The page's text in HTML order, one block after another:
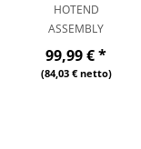
HOTEND
ASSEMBLY
99,99 €*
(84,03 € netto)